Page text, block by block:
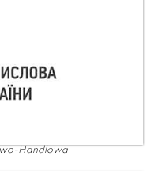
Handlowa